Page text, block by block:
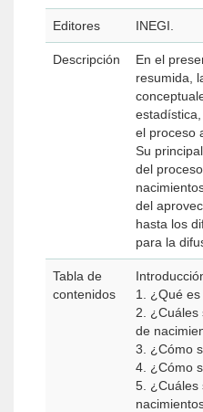
Editores INEGI.
Descripción
En el
resumida,
el proceso
Su
del
del
hasta los
para la
Tabla de
contenidos
1. ¿Qué
2. ¿Cuáles
de
3. ¿Cómo
4. ¿Cómo
5. ¿Cuáles